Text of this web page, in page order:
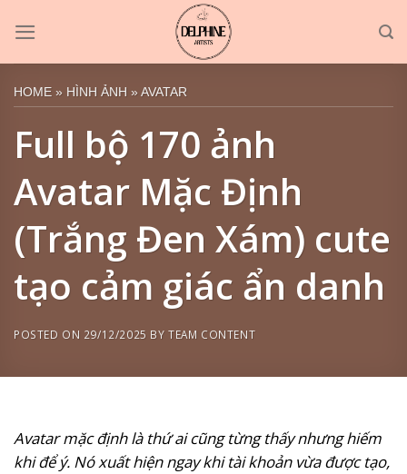
content
HOME » HÌNH ẢNH »AVATAR
Full bộ 170 ảnh
Avatar Mặc Định
(Trắng Đen Xám) cute
tạo cảm giác ẩn danh
POSTED ON 29/12/2025 BYTEAM CONTENT
Avatar mặc định là thứ ai cũng từng thấy nhưng hiếm
khi để ý. Nó xuất hiện ngay khi tài khoản vừa được tạo,